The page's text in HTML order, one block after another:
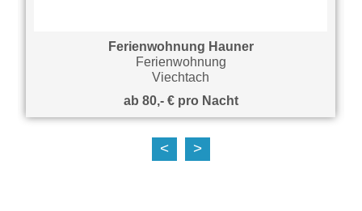
Ferienwohnung Hauner
Ferienwohnung
Viechtach
ab 80,- € pro Nacht
< >